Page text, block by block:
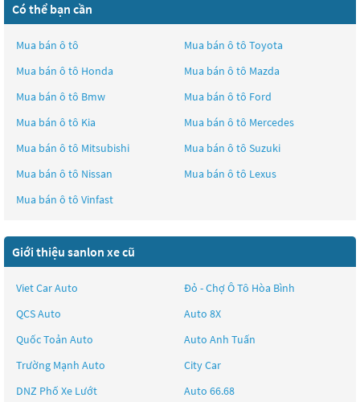
Có thể bạn cần
Mua bán ô tô Mua bán ô tô Toyota
Mua bán ô tô Honda Mua bán ô tô Mazda
Mua bán ô tô Bmw Mua bán ô tô Ford
Mua bán ô tô Kia Mua bán ô tô Mercedes
Mua bán ô tô Mitsubishi Mua bán ô tô Suzuki
Mua bán ô tô Nissan Mua bán ô tô Lexus
Mua bán ô tô Vinfast
Giới thiệu sanlon xe cũ
Viet Car Auto
Đỏ - Chợ Ô Tô Hòa Bình
QCS Auto
Auto 8X
Quốc Toản Auto
Auto Anh Tuấn
Trường Mạnh Auto
City Car
DNZ Phố Xe Lướt
Auto 66.68